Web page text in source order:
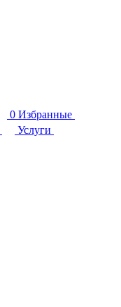
0 Избранные
Услуги